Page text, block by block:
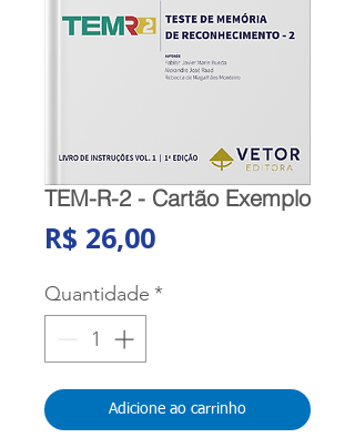
TEM-R-2 - Cartão Exemplo
R$ 26,00Preço
Quantidade *
Adicione ao carrinho